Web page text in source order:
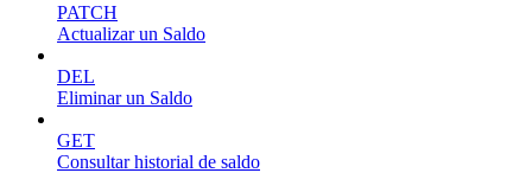
PATCH
Actualizar un Saldo
DEL
Eliminar un Saldo
GET
Consultar historial de saldo